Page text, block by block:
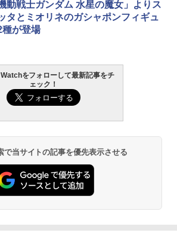
機動戦士ガンダム 水星の魔女」よりス
タとミオリネのガシャポンフィギュ
種が登場
をフォローして最新記事をチ
ェック！
で当サイトの記事を優先表示させる